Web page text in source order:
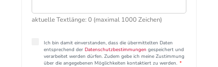
aktuelle Textlänge: 0 (maximal 1000 Zeichen)
Ich bin damit einverstanden, dass die übermittelten Daten
entsprechend der Datenschutzbestimmungen gespeichert und
verarbeitet werden dürfen. Zudem gebe ich meine Zustimmung
über die angegebenen Möglichkeiten kontaktiert zu werden. *